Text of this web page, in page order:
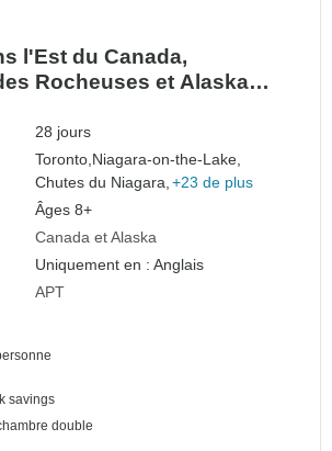
l'Est du Canada,
Rocheuses et Alaska
28 jours
Toronto,Niagara-on-the-Lake,
Chutes du Niagara, +23 de plus
Âges 8+
Canada et Alaska
Uniquement en : Anglais
APT
savings
double